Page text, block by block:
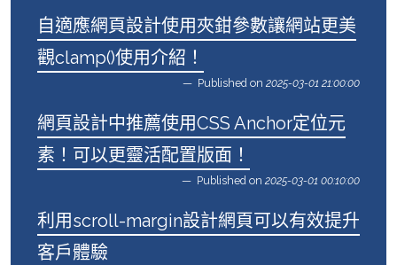
自適應網頁設計使用夾鉗參數讓網站更美
觀clamp()使用介紹！
Published on 2025-03-01 21:00:00
網頁設計中推薦使用CSS Anchor定位元
素！可以更靈活配置版面！
Published on 2025-03-01 00:10:00
利用scroll-margin設計網頁可以有效提升
客戶體驗